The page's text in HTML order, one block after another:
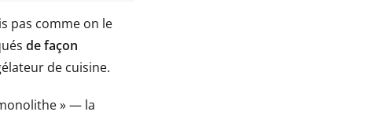
pas comme on le
de façon
de cuisine.
» — la